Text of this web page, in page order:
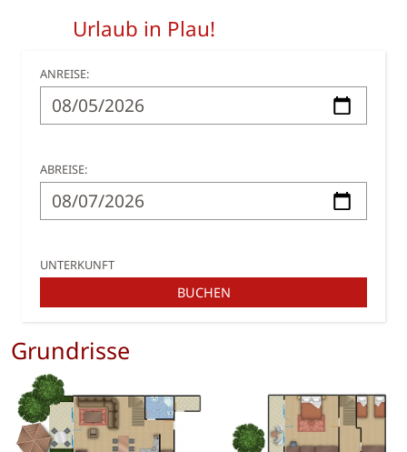
Urlaub in Plau!
ANREISE:
ABREISE:
UNTERKUNFT
BUCHEN
Grundrisse